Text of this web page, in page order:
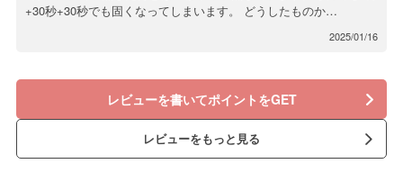
+30秒+30秒でも固くなってしまいます。 どうしたものか…
2025/01/16
レビューを書いてポイントをGET
レビューをもっと見る